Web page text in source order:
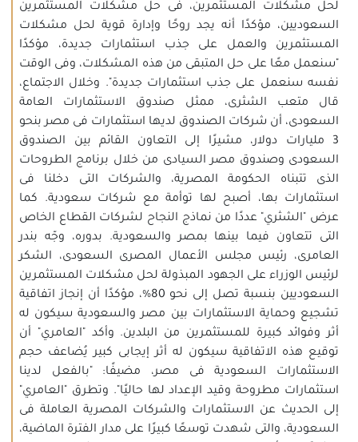
لحل مشكلات المستثمرين، فى حل مشكلات المستثمرين
السعوديين، مؤكدًا أنه يجد روحًا وإدارة قوية لحل مشكلات
المستثمرين والعمل على جذب استثمارات جديدة، مؤكدًا
"سنعمل معًا على حل المتبقى من هذه المشكلات، وفى الوقت
نفسه سنعمل على جذب استثمارات جديدة". وخلال الاجتماع،
قال متعب الشثرى، ممثل صندوق الاستثمارات العامة
السعودى، أن شركات الصندوق لديها استثمارات فى مصر بنحو
3 مليارات دولار، مشيرًا إلى التعاون القائم بين الصندوق
السعودى وصندوق مصر السيادى من خلال برنامج الطروحات
الذى تتبناه الحكومة المصرية، والشركات التى دخلنا فى
استثمارات بها، أصبح لها توأمة مع شركات سعودية. كما
عرض "الشثري" عددًا من نماذج النجاح لشركات القطاع الخاص
التى تتعاون فيما بينها بمصر والسعودية. بدوره، وجّه بندر
العامرى، رئيس مجلس الأعمال المصرى السعودى، الشكر
لرئيس الوزراء على الجهود المبذولة لحل مشكلات المستثمرين
السعوديين بنسبة تصل إلى نحو 80%، مؤكدًا أن إنجاز اتفاقية
تشجيع وحماية الاستثمارات بين مصر والسعودية سيكون له
أثر وفوائد كبيرة للمستثمرين من البلدين. وأكد "العامري" أن
توقيع هذه الاتفاقية سيكون له أثر إيجابى كبير يُضاعف حجم
الاستثمارات السعودية فى مصر، مضيفًا: "بالفعل لدينا
استثمارات مطروحة وقيد الإعداد لها حاليًا". وتطرق "العامري"
إلى الحديث عن الاستثمارات والشركات المصرية العاملة فى
السعودية، والتى شهدت توسعًا كبيرًا على مدار الفترة الماضية،